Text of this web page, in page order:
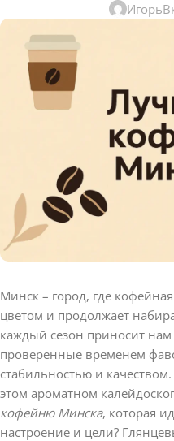
Игорь
Минск – город, где
цветом и продолжает
каждый сезон приносит
проверенные временем
стабильностью и
этом ароматном
кофейню Минска, которая
настроение и цели?